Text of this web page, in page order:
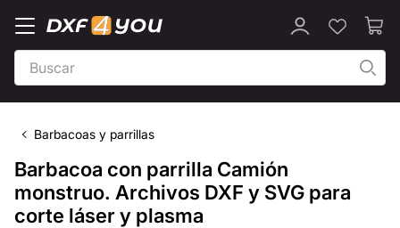
Barbacoas y parrillas
Barbacoa con parrilla Camión
monstruo. Archivos DXF y SVG para
corte láser y plasma